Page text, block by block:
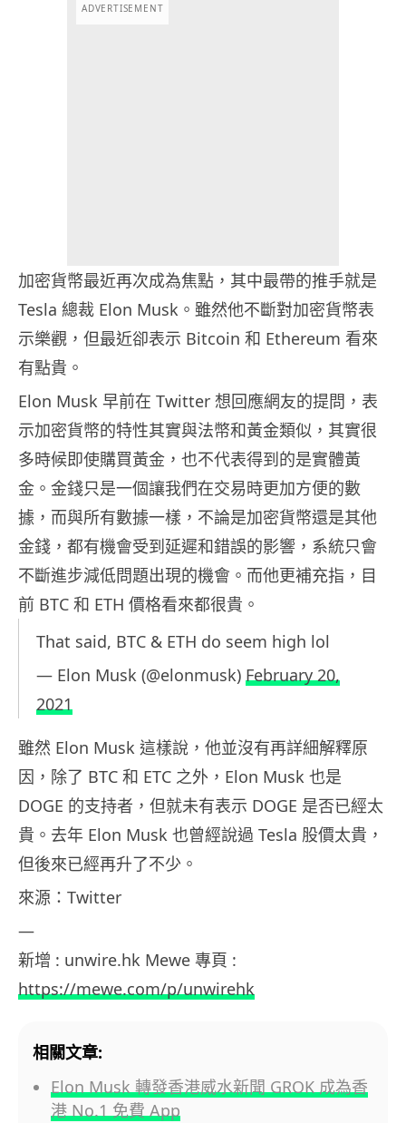
ADVERTISEMENT
加密貨幣最近再次成為焦點，其中最帶的推手就是
Tesla 總裁 Elon Musk。雖然他不斷對加密貨幣表
示樂觀，但最近卻表示 Bitcoin 和 Ethereum 看來
有點貴。
Elon Musk 早前在 Twitter 想回應網友的提問，表
示加密貨幣的特性其實與法幣和黃金類似，其實很
多時候即使購買黃金，也不代表得到的是實體黃
金。金錢只是一個讓我們在交易時更加方便的數
據，而與所有數據一樣，不論是加密貨幣還是其他
金錢，都有機會受到延遲和錯誤的影響，系統只會
不斷進步減低問題出現的機會。而他更補充指，目
前 BTC 和 ETH 價格看來都很貴。
That said, BTC & ETH do seem high lol
— Elon Musk (@elonmusk) February 20,
2021
雖然 Elon Musk 這樣說，他並沒有再詳細解釋原
因，除了 BTC 和 ETC 之外，Elon Musk 也是
DOGE 的支持者，但就未有表示 DOGE 是否已經太
貴。去年 Elon Musk 也曾經說過 Tesla 股價太貴，
但後來已經再升了不少。
來源：Twitter
—
新增 : unwire.hk Mewe 專頁 :
https://mewe.com/p/unwirehk
相關文章:
Elon Musk 轉發香港威水新聞 GROK 成為香
港 No.1 免費 App